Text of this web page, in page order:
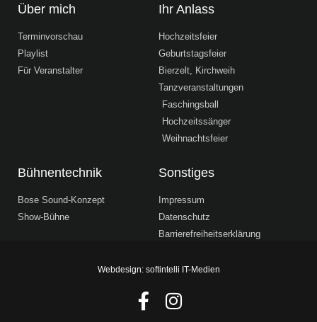
Über mich
Terminvorschau
Playlist
Für Veranstalter
Ihr Anlass
Hochzeitsfeier
Geburtstagsfeier
Bierzelt, Kirchweih
Tanzveranstaltungen
Faschingsball
Hochzeitssänger
Weihnachtsfeier
Bühnentechnik
Bose Sound-Konzept
Show-Bühne
Sonstiges
Impressum
Datenschutz
Barrierefreiheitserklärung
Webdesign: softintelli IT-Medien